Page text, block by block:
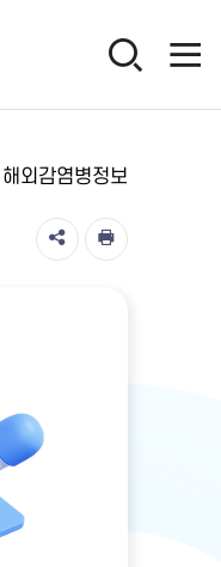
해외감염병정보